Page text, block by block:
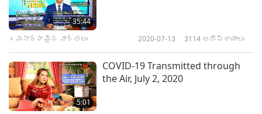
35:44
గమనార్హమైన వార్తలు 2020-07-13 3114 అభిప్రాయాలు
5:01
COVID-19 Transmitted through
the Air, July 2, 2020